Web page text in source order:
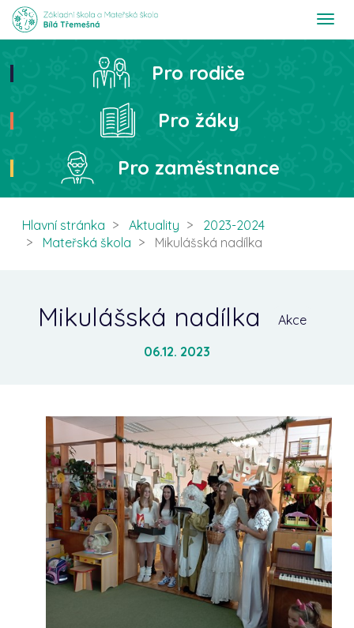
T
t
Hledat
Pro rodiče
Pro žáky
Pro zaměstnance
Hlavní stránka Aktuality
2023-2024
Mateřská škola
Mikulášská nadílka
Mikulášská nadílka
Akce
06.12. 2023